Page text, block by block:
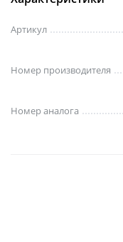
Артикул
Номер производителя
Номер аналога